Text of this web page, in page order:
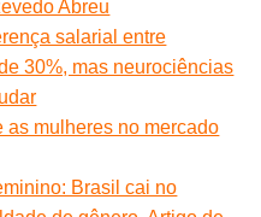
Abreu
salarial entre
30%, mas neurociências
as mulheres no mercado
Brasil cai no